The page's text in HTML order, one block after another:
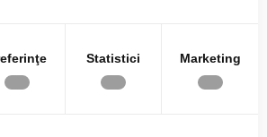
Sibiu
Statistici Marketing